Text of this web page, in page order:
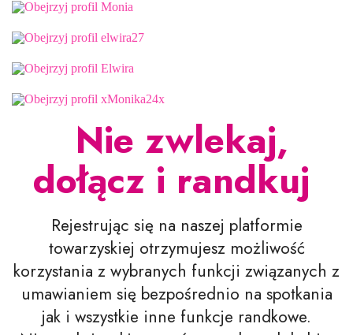
Nie zwlekaj,
dołącz i randkuj
Rejestrując się na naszej platformie
towarzyskiej otrzymujesz możliwość
korzystania z wybranych funkcji związanych z
umawianiem się bezpośrednio na spotkania
jak i wszystkie inne funkcje randkowe.